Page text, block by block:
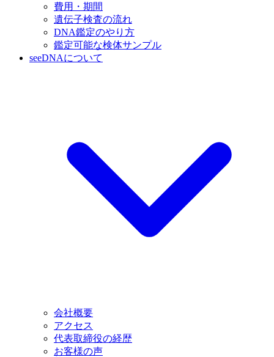
費用・期間
遺伝子検査の流れ
DNA鑑定のやり方
鑑定可能な検体サンプル
seeDNAについて
会社概要
アクセス
代表取締役の経歴
お客様の声